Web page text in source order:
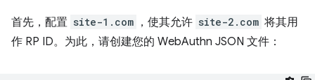
首先，配置 site-1.com ，使其允许 site-2.com 将其用
作 RP ID。为此，请创建您的 WebAuthn JSON 文件：